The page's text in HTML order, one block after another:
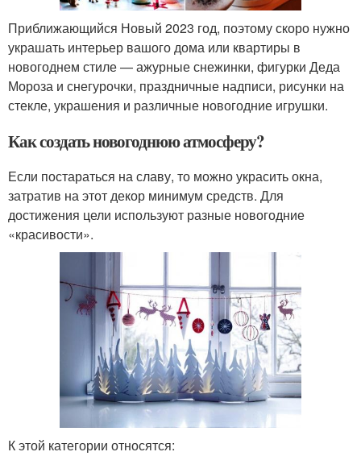
Приближающийся Новый 2023 год, поэтому скоро нужно
украшать интерьер вашого дома или квартиры в
новогоднем стиле — ажурные снежинки, фигурки Деда
Мороза и снегурочки, праздничные надписи, рисунки на
стекле, украшения и различные новогодние игрушки.
Как создать новогоднюю атмосферу?
Если постараться на славу, то можно украсить окна,
затратив на этот декор минимум средств. Для
достижения цели используют разные новогодние
«красивости».
К этой категории относятся: